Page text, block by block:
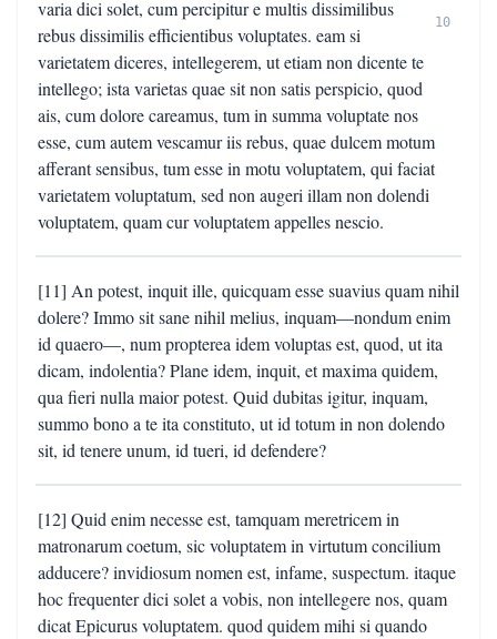
varia dici solet, cum percipitur e multis dissimilibus
rebus dissimilis efficientibus voluptates. eam si
varietatem diceres, intellegerem, ut etiam non dicente te
intellego; ista varietas quae sit non satis perspicio, quod
ais, cum dolore careamus, tum in summa voluptate nos
esse, cum autem vescamur iis rebus, quae dulcem motum
afferant sensibus, tum esse in motu voluptatem, qui faciat
varietatem voluptatum, sed non augeri illam non dolendi
voluptatem, quam cur voluptatem appelles nescio.
10
[11] An potest, inquit ille, quicquam esse suavius quam nihil
dolere? Immo sit sane nihil melius, inquam—nondum enim
id quaero—, num propterea idem voluptas est, quod, ut ita
dicam, indolentia? Plane idem, inquit, et maxima quidem,
qua fieri nulla maior potest. Quid dubitas igitur, inquam,
summo bono a te ita constituto, ut id totum in non dolendo
sit, id tenere unum, id tueri, id defendere?
[12] Quid enim necesse est, tamquam meretricem in
matronarum coetum, sic voluptatem in virtutum concilium
adducere? invidiosum nomen est, infame, suspectum. itaque
hoc frequenter dici solet a vobis, non intellegere nos, quam
dicat Epicurus voluptatem. quod quidem mihi si quando